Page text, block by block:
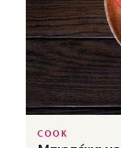
COOK